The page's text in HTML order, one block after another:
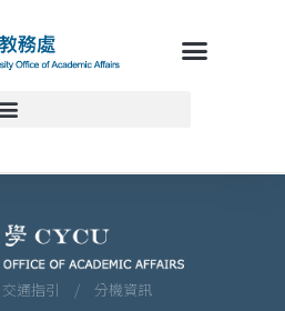
交通指引 / 分機資訊